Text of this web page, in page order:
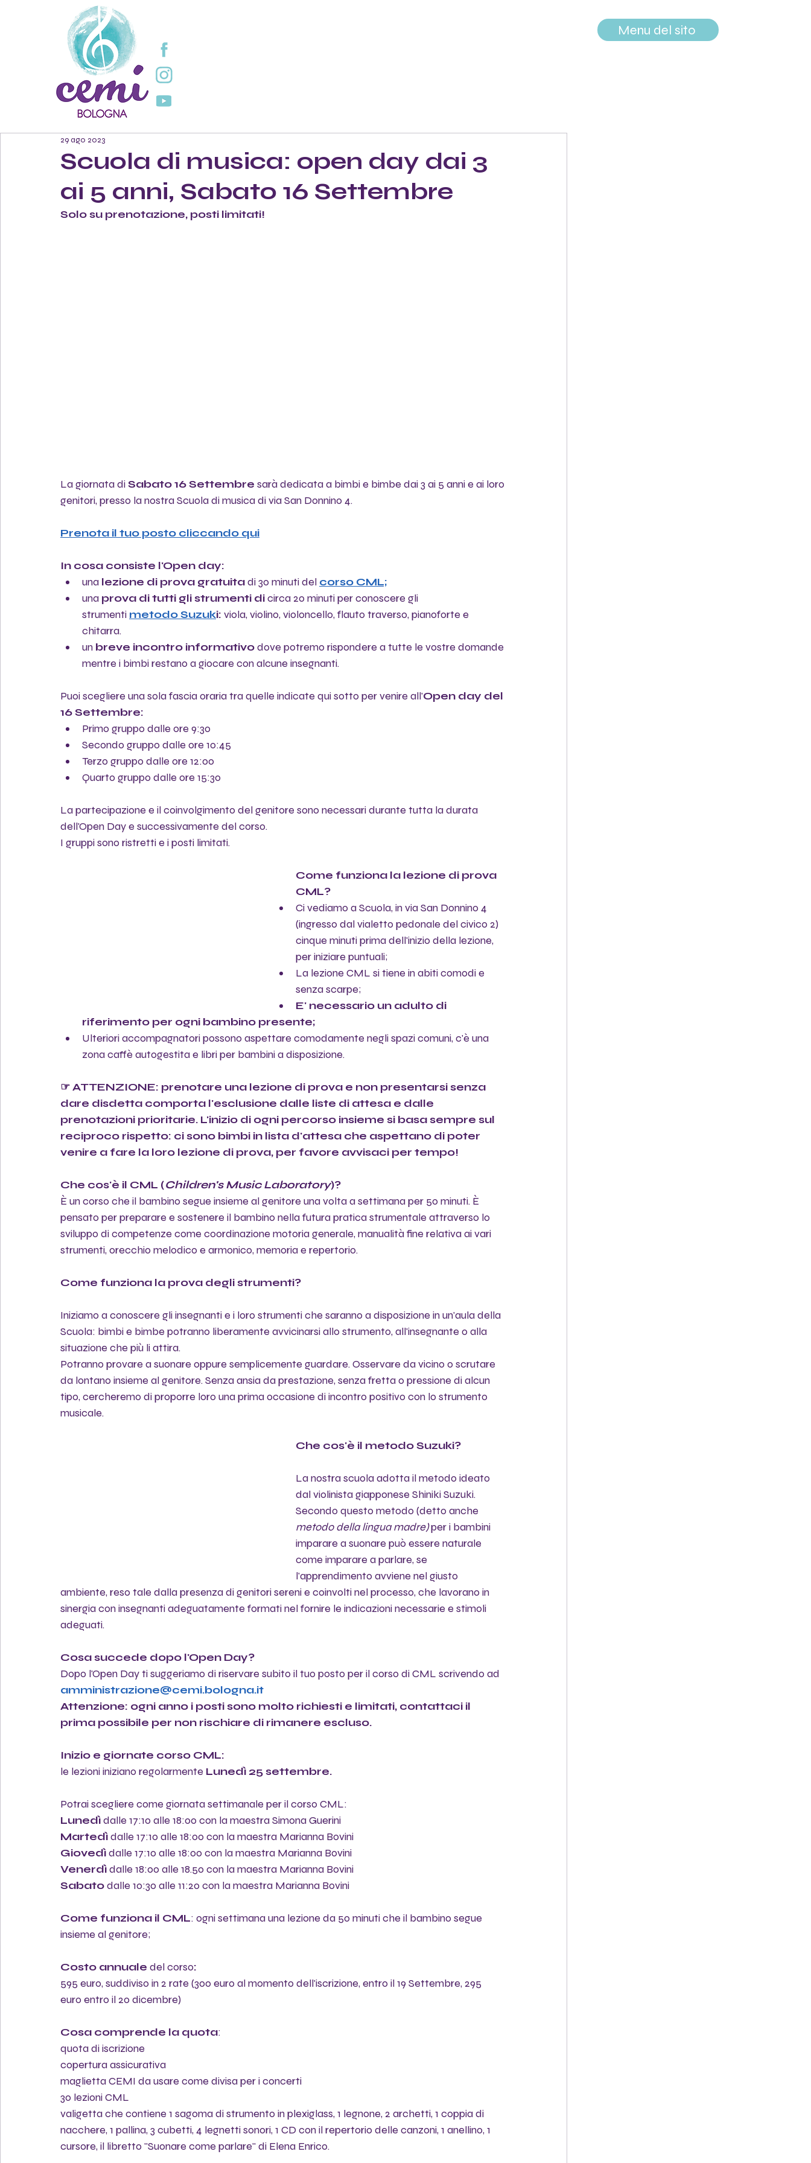
Menu del sito
Scuola di musica: open day dai 3
ai 5 anni, Sabato 16 Settembre
29 ago 2023
Solo su prenotazione, posti limitati!
La giornata di Sabato 16 Settembre sarà dedicata a bimbi e bimbe dai 3 ai 5 anni e ai loro
genitori, presso la nostra Scuola di musica di via San Donnino 4.
Prenota il tuo posto cliccando qui
In cosa consiste l'Open day:
una lezione di prova gratuita di 30 minuti del corso CML;
una prova di tutti gli strumenti di circa 20 minuti per conoscere gli
strumenti metodo Suzuki: viola, violino, violoncello, flauto traverso, pianoforte e
chitarra.
un breve incontro informativo dove potremo rispondere a tutte le vostre domande
mentre i bimbi restano a giocare con alcune insegnanti.
Puoi scegliere una sola fascia oraria tra quelle indicate qui sotto per venire all'Open day del
16 Settembre:
Primo gruppo dalle ore 9:30
Secondo gruppo dalle ore 10:45
Terzo gruppo dalle ore 12:00
Quarto gruppo dalle ore 15:30
La partecipazione e il coinvolgimento del genitore sono necessari durante tutta la durata
dell'Open Day e successivamente del corso.
I gruppi sono ristretti e i posti limitati.
Come funziona la lezione di prova
CML?
Ci vediamo a Scuola, in via San Donnino 4
(ingresso dal vialetto pedonale del civico 2)
cinque minuti prima dell'inizio della lezione,
per iniziare puntuali;
La lezione CML si tiene in abiti comodi e
senza scarpe;
E' necessario un adulto di
riferimento per ogni bambino presente;
Ulteriori accompagnatori possono aspettare comodamente negli spazi comuni, c'è una
zona caffè autogestita e libri per bambini a disposizione.
☞ ATTENZIONE: prenotare una lezione di prova e non presentarsi senza
dare disdetta comporta l'esclusione dalle liste di attesa e dalle
prenotazioni prioritarie. L'inizio di ogni percorso insieme si basa sempre sul
reciproco rispetto: ci sono bimbi in lista d'attesa che aspettano di poter
venire a fare la loro lezione di prova, per favore avvisaci per tempo!
Che cos'è il CML (Children's Music Laboratory)?
È un corso che il bambino segue insieme al genitore una volta a settimana per 50 minuti. È
pensato per preparare e sostenere il bambino nella futura pratica strumentale attraverso lo
sviluppo di competenze come coordinazione motoria generale, manualità fine relativa ai vari
strumenti, orecchio melodico e armonico, memoria e repertorio.
Come funziona la prova degli strumenti?
Iniziamo a conoscere gli insegnanti e i loro strumenti che saranno a disposizione in un'aula della
Scuola: bimbi e bimbe potranno liberamente avvicinarsi allo strumento, all'insegnante o alla
situazione che più li attira.
Potranno provare a suonare oppure semplicemente guardare. Osservare da vicino o scrutare
da lontano insieme al genitore. Senza ansia da prestazione, senza fretta o pressione di alcun
tipo, cercheremo di proporre loro una prima occasione di incontro positivo con lo strumento
musicale.
Che cos'è il metodo Suzuki?
La nostra scuola adotta il metodo ideato
dal violinista giapponese Shiniki Suzuki.
Secondo questo metodo (detto anche
metodo della lingua madre) per i bambini
imparare a suonare può essere naturale
come imparare a parlare, se
l'apprendimento avviene nel giusto
ambiente, reso tale dalla presenza di genitori sereni e coinvolti nel processo, che lavorano in
sinergia con insegnanti adeguatamente formati nel fornire le indicazioni necessarie e stimoli
adeguati.
Cosa succede dopo l'Open Day?
Dopo l'Open Day ti suggeriamo di riservare subito il tuo posto per il corso di CML scrivendo ad
amministrazione@cemi.bologna.it
Attenzione: ogni anno i posti sono molto richiesti e limitati, contattaci il
prima possibile per non rischiare di rimanere escluso.
Inizio e giornate corso CML:
le lezioni iniziano regolarmente Lunedì 25 settembre.
Potrai scegliere come giornata settimanale per il corso CML:
Lunedì dalle 17:10 alle 18:00 con la maestra Simona Guerini
Martedì dalle 17:10 alle 18:00 con la maestra Marianna Bovini
Giovedì dalle 17:10 alle 18:00 con la maestra Marianna Bovini
Venerdì dalle 18:00 alle 18.50 con la maestra Marianna Bovini
Sabato dalle 10:30 alle 11:20 con la maestra Marianna Bovini
Come funziona il CML: ogni settimana una lezione da 50 minuti che il bambino segue
insieme al genitore;
Costo annuale del corso:
595 euro, suddiviso in 2 rate (300 euro al momento dell'iscrizione, entro il 19 Settembre, 295
euro entro il 20 dicembre)
Cosa comprende la quota:
quota di iscrizione
copertura assicurativa
maglietta CEMI da usare come divisa per i concerti
30 lezioni CML
valigetta che contiene 1 sagoma di strumento in plexiglass, 1 legnone, 2 archetti, 1 coppia di
nacchere, 1 pallina, 3 cubetti, 4 legnetti sonori, 1 CD con il repertorio delle canzoni, 1 anellino, 1
cursore, il libretto "Suonare come parlare" di Elena Enrico.